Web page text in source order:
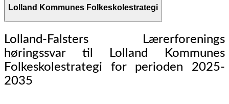
Lolland Kommunes Folkeskolestrategi
Lolland-Falsters Lærerforenings
høringssvar til Lolland Kommunes
Folkeskolestrategi for perioden 2025-
2035